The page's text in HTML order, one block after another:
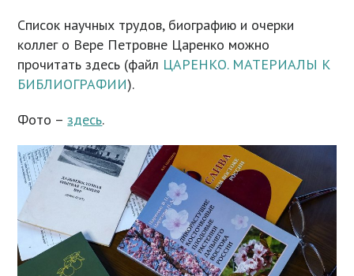
Список научных трудов, биографию и очерки
коллег о Вере Петровне Царенко можно
прочитать здесь (файл ЦАРЕНКО. МАТЕРИАЛЫ К
БИБЛИОГРАФИИ).
Фото –здесь.